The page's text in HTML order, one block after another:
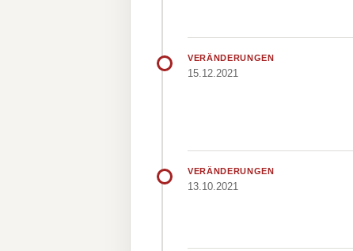
VERÄNDERUNGEN
15.12.2021
VERÄNDERUNGEN
13.10.2021